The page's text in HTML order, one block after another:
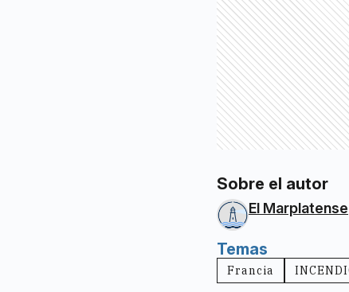
Sobre el autor
El Marplatense
Temas
Francia